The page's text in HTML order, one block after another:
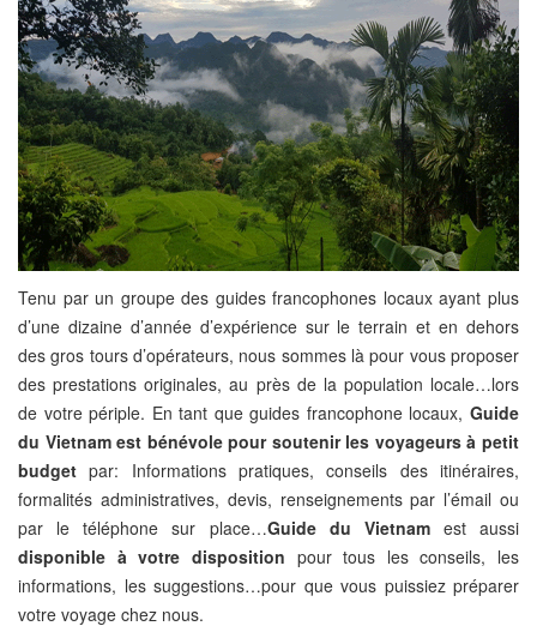
Tenu par un groupe des guides francophones locaux ayant plus
d’une dizaine d’année d’expérience sur le terrain et en dehors
des gros tours d’opérateurs, nous sommes là pour vous proposer
des prestations originales, au près de la population locale…lors
de votre périple. En tant que guides francophone locaux, Guide
du Vietnam est bénévole pour soutenir les voyageurs à petit
budget par: Informations pratiques, conseils des itinéraires,
formalités administratives, devis, renseignements par l’émail ou
par le téléphone sur place…Guide du Vietnam est aussi
disponible à votre disposition pour tous les conseils, les
informations, les suggestions…pour que vous puissiez préparer
votre voyage chez nous.